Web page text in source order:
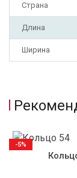
Страна
Длина
Ширина
-5%